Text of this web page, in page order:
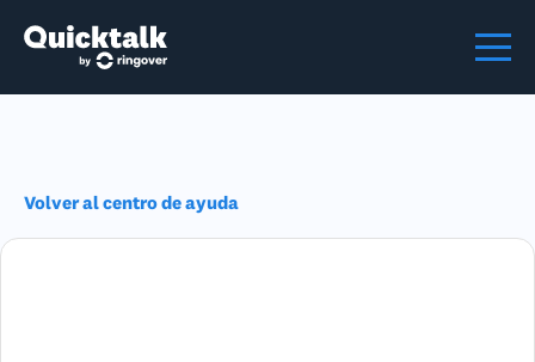
Volver al centro de ayuda